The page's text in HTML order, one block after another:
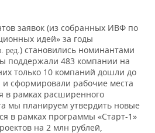
заявок (из собранных ИВФ по
идей» за годы
ред.) становились номинантами
поддержали 483 компании на
только 10 компаний дошли до
сформировали рабочие места
в рамках расширенного
мы планируем утвердить новые
в рамках программы «Старт-1»
на 2 млн рублей,